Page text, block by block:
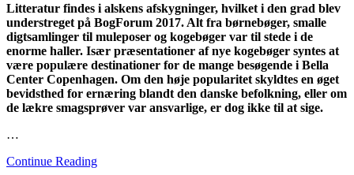
Litteratur findes i alskens afskygninger, hvilket i den grad blev
understreget på BogForum 2017. Alt fra børnebøger, smalle
digtsamlinger til muleposer og kogebøger var til stede i de
enorme haller. Især præsentationer af nye kogebøger syntes at
være populære destinationer for de mange besøgende i Bella
Center Copenhagen. Om den høje popularitet skyldtes en øget
bevidsthed for ernæring blandt den danske befolkning, eller om
de lækre smagsprøver var ansvarlige, er dog ikke til at sige.
…
Continue Reading